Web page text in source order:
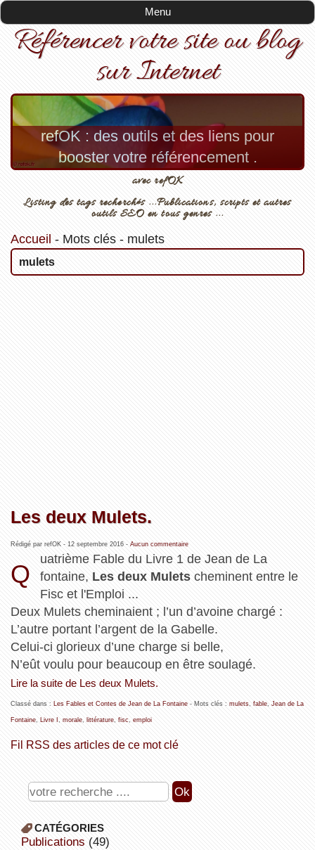
Menu
Référencer votre site ou blog
sur Internet
refOK : des outils et des liens pour
booster votre référencement .
avec refOK
Listing des tags recherchés ...Publications, scripts et autres
outils SEO en tous genres ...
Accueil - Mots clés- mulets
mulets
Les deux Mulets.
Rédigé par refOK - 12 septembre 2016- Aucun commentaire
Q
uatrième Fable du Livre 1 de Jean de La
fontaine, Les deux Mulets cheminent entre le
Fisc et l'Emploi ...
Deux Mulets cheminaient ; l’un d’avoine chargé :
L’autre portant l’argent de la Gabelle.
Celui-ci glorieux d’une charge si belle,
N’eût voulu pour beaucoup en être soulagé.
Lire la suite de Les deux Mulets.
Classé dans : Les Fables et Contes de Jean de La Fontaine- Mots clés : mulets, fable, Jean de La
Fontaine, Livre I morale, littérature, fisc, emploi
Fil RSS des articles de ce mot clé
CATÉGORIES
publications (49)